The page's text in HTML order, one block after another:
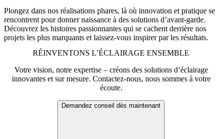
Plongez dans nos réalisations phares, là où innovation et pratique se
rencontrent pour donner naissance à des solutions d’avant-garde.
Découvrez les histoires passionnantes qui se cachent derrière nos
projets les plus marquants et laissez-vous inspirer par les résultats.
RÉINVENTONS L’ÉCLAIRAGE ENSEMBLE
Votre vision, notre expertise – créons des solutions d’éclairage
innovantes et sur mesure. Contactez-nous, nous sommes à votre
écoute.
Demandez conseil dès maintenant